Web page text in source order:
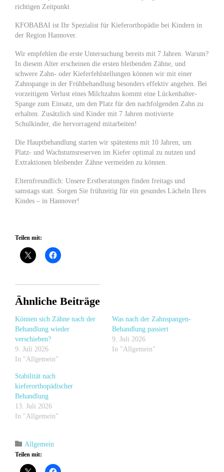
richtigen Zeitpunkt
KFOBABAI ist Ihr Spezialist für Kieferorthopädie bei Kindern in
der Region Hannover.
Wir empfehlen die erste Untersuchung bereits mit 7 Jahren. Warum?
In diesem Alter erscheinen die ersten bleibenden Zähne, und
schwere Zahn- oder Kieferfehlstellungen können wir mit einer
Zahnspange in der Frühbehandlung besonders effektiv angehen. Bei
vorzeitigem Verlust eines Milchzahns kommt eine Lückenhalter-
Spange zum Einsatz, um den Platz für den nachfolgenden Zahn zu
erhalten. Zusätzlich sind Kinder mit 7 Jahren motivierte
Schulkinder, die hervorragend mitarbeiten!
Die Hauptbehandlung starten wir spätestens mit 10 Jahren, um
Platz- und Wachstumsreserven im Kiefer optimal zu nutzen und
Extraktionen bleibender Zähne vermeiden zu können.
Elternfreundlich: Unsere Erstberatungen finden freitags und
samstags statt. Sorgen Sie frühzeitig für ein gesundes Lächeln Ihres
Kindes – in Hannover!
Teilen mit:
Ähnliche Beiträge
Können sich Zähne nach der
Behandlung wieder
verschieben?
9. Juli 2026
In "Allgemein"
Was nach der Zahnspangen-
Behandlung passiert
9. Juli 2026
In "Allgemein"
Stabilität nach
kieferorthopädischer
Behandlung
13. Juli 2026
In "Allgemein"
 Category
Allgemein
Teilen mit: